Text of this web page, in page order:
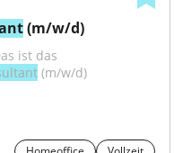
(m/w/d)
ist das
(m/w/d)